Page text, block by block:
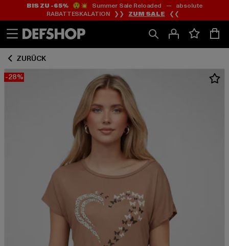
Zum
Inhalt
springen
Zum
Fußzeile
springen
BIS ZU -65%😲💥 Summer Sale Reloaded — absolute
RABATTESKALATION ❯❯ ZUM SALE ❮❮
ZURÜCK
-28%